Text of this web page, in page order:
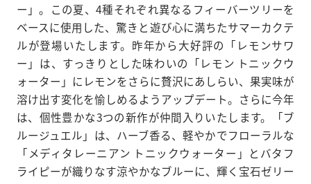
ー」。この夏、4種それぞれ異なるフィーバーツリーを
ベースに使用した、驚きと遊び心に満ちたサマーカクテ
ルが登場いたします。昨年から大好評の「レモンサワ
ー」は、すっきりとした味わいの「レモン トニックウ
ォーター」にレモンをさらに贅沢にあしらい、果実味が
溶け出す変化を愉しめるようアップデート。さらに今年
は、個性豊かな3つの新作が仲間入りいたします。「ブ
ルージュエル」は、ハーブ香る、軽やかでフローラルな
「メディタレーニアン トニックウォーター」とバタフ
ライピーが織りなす涼やかなブルーに、輝く宝石ゼリー